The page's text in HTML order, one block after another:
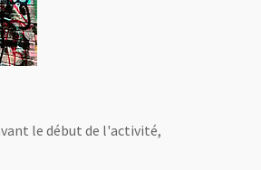
le début de l'activité,